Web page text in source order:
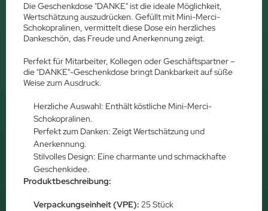
Die Geschenkdose "DANKE" ist die ideale Möglichkeit,
Wertschätzung auszudrücken. Gefüllt mit Mini-Merci-
Schokopralinen, vermittelt diese Dose ein herzliches
Dankeschön, das Freude und Anerkennung zeigt.
Perfekt für Mitarbeiter, Kollegen oder Geschäftspartner –
die "DANKE"-Geschenkdose bringt Dankbarkeit auf süße
Weise zum Ausdruck.
Herzliche Auswahl: Enthält köstliche Mini-Merci-
Schokopralinen.
Perfekt zum Danken: Zeigt Wertschätzung und
Anerkennung.
Stilvolles Design: Eine charmante und schmackhafte
Geschenkidee.
Produktbeschreibung:
Verpackungseinheit (VPE): 25 Stück